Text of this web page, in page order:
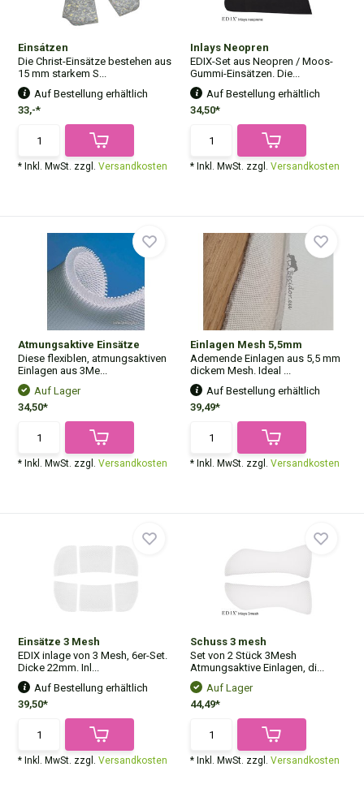
Einsátzen
Die Christ-Einsätze bestehen aus
15 mm starkem S...
Auf Bestellung erhältlich
33,-*
* Inkl. MwSt. zzgl.Versandkosten
Inlays Neopren
EDIX-Set aus Neopren / Moos-
Gummi-Einsätzen. Die...
Auf Bestellung erhältlich
34,50*
* Inkl. MwSt. zzgl. Versandkosten
Atmungsaktive Einsätze
Diese flexiblen, atmungsaktiven
Einlagen aus 3Me...
Auf Lager
34,50*
* Inkl. MwSt. zzgl.Versandkosten
Einlagen Mesh 5,5mm
Ademende Einlagen aus 5,5 mm
dickem Mesh. Ideal ...
Auf Bestellung erhältlich
39,49*
* Inkl. MwSt. zzgl. Versandkosten
Einsätze 3 Mesh
EDIX inlage von 3 Mesh, 6er-Set.
Dicke 22mm. Inl...
Auf Bestellung erhältlich
39,50*
* Inkl. MwSt. zzgl.Versandkosten
Schuss 3 mesh
Set von 2 Stück 3Mesh
Atmungsaktive Einlagen, di...
Auf Lager
44,49*
* Inkl. MwSt. zzgl. Versandkosten